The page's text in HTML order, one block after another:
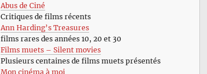
Abus de Ciné
Critiques de films récents
Ann Harding’s Treasures
films rares des années 10, 20 et 30
Films muets – Silent movies
Plusieurs centaines de films muets présentés
Mon cinéma à moi